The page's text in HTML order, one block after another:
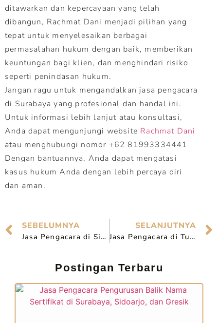
ditawarkan dan kepercayaan yang telah
dibangun, Rachmat Dani menjadi pilihan yang
tepat untuk menyelesaikan berbagai
permasalahan hukum dengan baik, memberikan
keuntungan bagi klien, dan menghindari risiko
seperti penindasan hukum.
Jangan ragu untuk mengandalkan jasa pengacara
di Surabaya yang profesional dan handal ini.
Untuk informasi lebih lanjut atau konsultasi,
Anda dapat mengunjungi website Rachmat Dani
atau menghubungi nomor +62 81993334441
Dengan bantuannya, Anda dapat mengatasi
kasus hukum Anda dengan lebih percaya diri
dan aman.
SEBELUMNYA
Jasa Pengacara di Sidoarjo untuk Menangani Berbagai Kasus Hukum
SELANJUTNYA
Jasa Pengacara di Tulungagung untuk Menangani Berbagai Kasus Hukum
Postingan Terbaru